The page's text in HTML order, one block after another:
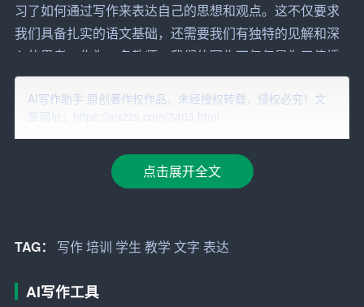
习了如何通过写作来表达自己的思想和观点。这不仅要求
我们具备扎实的语文基础，还需要我们有独特的见解和深
入的思考。作为一名教师，我们的写作不仅仅是为了传授
知识，更是为了引导学生思考，激发他们的学习兴趣。因
此，在日常教学中，我们要注重培养学生的写作能力，引
导他们用文字表达自己的思想和观点。
其次，写作是一种沟通和交流的工具。在培训中，我们学
习了如何通过写作来与他人交流和沟通。作为一名教师，
确地传达自己的意思，更好地理解学生的需求和困惑。因
通，提高沟通的效果。
AI写作助手 原创著作权作品，未经授权转载，侵权必究！文
章网址：https://aixzzs.com/3403.html
点击展开全文
TAG： 写作培训 学生 教学 文字 表达
AI写作工具